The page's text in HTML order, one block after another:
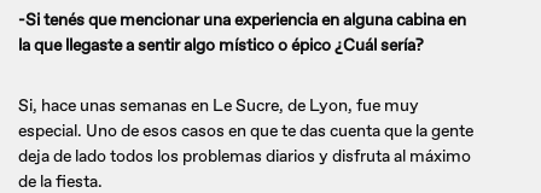
-Si tenés que mencionar una experiencia en alguna cabina en
la que llegaste a sentir algo místico o épico ¿Cuál sería?
Si, hace unas semanas en Le Sucre, de Lyon, fue muy
especial. Uno de esos casos en que te das cuenta que la gente
deja de lado todos los problemas diarios y disfruta al máximo
de la fiesta.